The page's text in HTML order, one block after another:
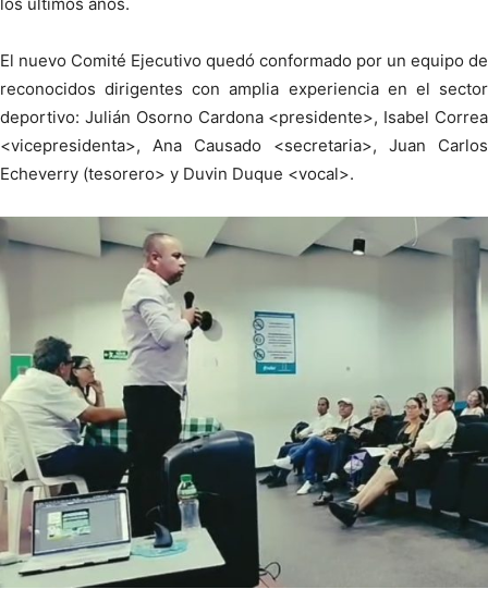
El nuevo Comité Ejecutivo quedó conformado por un equipo de
reconocidos dirigentes con amplia experiencia en el sector
deportivo: Julián Osorno Cardona <presidente>, Isabel Correa
<vicepresidenta>, Ana Causado <secretaria>, Juan Carlos
Echeverry (tesorero> y Duvin Duque <vocal>.